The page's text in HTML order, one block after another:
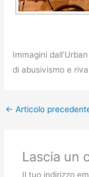
Immagini
di abusivismo e
← Articolo
Lascia un
Il tuo indirizzo